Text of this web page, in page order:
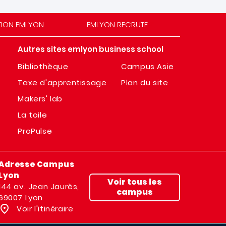
EMLYON EMLYON RECRUTE
Autres sites emlyon business school
Bibliothèque
Taxe d'apprentissage
Makers' lab
La toile
ProPulse
Campus Asie
Plan du site
Campus
av. Jean Jaurès,
Lyon
Voir l'itinéraire
Voir tous les
campus